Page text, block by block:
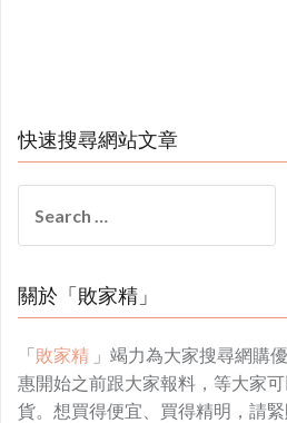
快速搜尋網站文章
for:
關於「敗家精」
「敗家精 」竭力為大家搜尋網購
惠開始之前跟大家報料，等大家
貨。想買得便宜、買得精明，請